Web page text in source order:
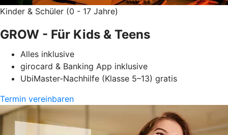
Kinder & Schüler (0 - 17 Jahre)
GROW - Für Kids & Teens
Alles inklusive
girocard & Banking App inklusive
UbiMaster-Nachhilfe (Klasse 5–13) gratis
Termin vereinbaren